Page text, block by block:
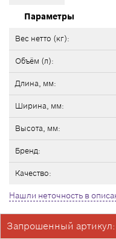
Параметры
Вес нетто (кг):
Объём (л):
Длина, мм:
Ширина, мм:
Высота, мм:
Бренд:
Качество:
Нашли неточность в
Запрошенный артикул: